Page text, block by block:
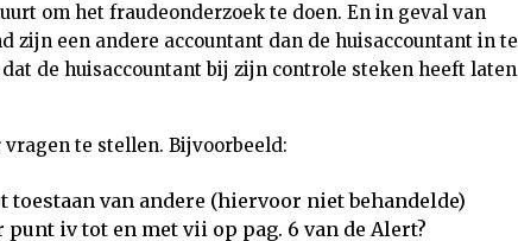
om het fraudeonderzoek te doen. En in geval van
zijn een andere accountant dan de huisaccountant in te
de huisaccountant bij zijn controle steken heeft laten
te stellen. Bijvoorbeeld:
toestaan van andere (hiervoor niet behandelde)
iv tot en met vii op pag. 6 van de Alert?